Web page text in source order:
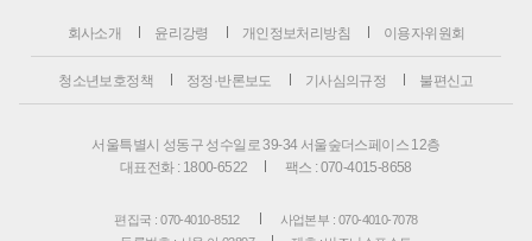
회사소개 윤리강령 개인정보처리방침 이용자위원회
청소년보호정책 정정·반론보도 기사심의규정 불편신고
서울특별시 성동구 성수일로 39-34 서울숲더스페이스 12층
대표전화 : 1800-6522
팩스 : 070-4015-8658
편집국 : 070-4010-8512
사업본부 : 070-4010-7078